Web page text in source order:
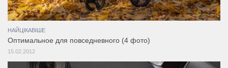
НАЙЦІКАВІШЕ
Оптимальное для повседневного (4 фото)
15.02.2012